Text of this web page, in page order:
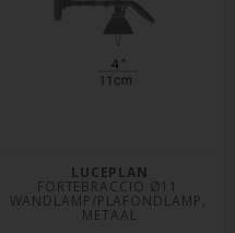
LUCEPLAN
FORTEBRACCIO Ø11
WANDLAMP/PLAFONDLAMP,
METAAL